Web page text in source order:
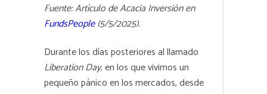
Fuente: Artículo de Acacia Inversión en
FundsPeople(5/5/2025).
Durante los días posteriores al llamado
Liberation Day, en los que vivimos un
pequeño pánico en los mercados, desde